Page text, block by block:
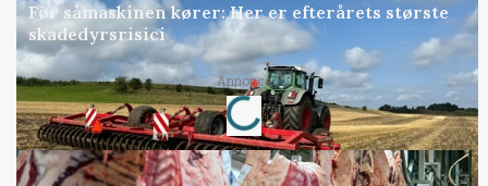
Før såmaskinen kører: Her er efterårets største
skadedyrsrisici
Annonce
Loading...